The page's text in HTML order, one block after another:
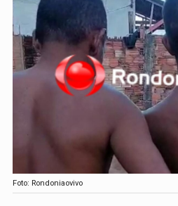
Foto: Rondoniaovivo